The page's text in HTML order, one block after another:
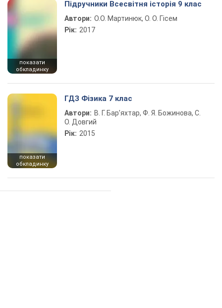
показати
обкладинку
Підручники Всесвітня історія 9 клас
Автори: О.О. Мартинюк, О. О. Гісем
Рік: 2017
показати
обкладинку
ГДЗ Фізика 7 клас
Автори: В. Г. Бар’яхтар, Ф. Я. Божинова, С.
О. Довгий
Рік: 2015